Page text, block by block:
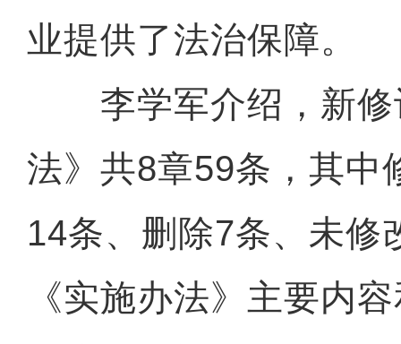
业提供了法治保障。
李学军介绍，新修
法》共8章59条，其中
14条、删除7条、未修
《实施办法》主要内